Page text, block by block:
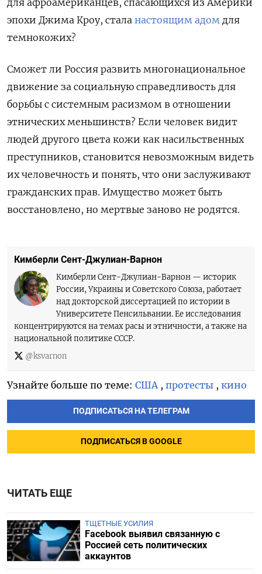
для афроамериканцев, спасающихся из Америки
эпохи Джима Кроу, стала настоящим адом для
темнокожих?
Сможет ли Россия развить многонациональное
движение за социальную справедливость для
борьбы с системным расизмом в отношении
этнических меньшинств? Если человек видит
людей другого цвета кожи как насильственных
преступников, становится невозможным видеть
их человечность и понять, что они заслуживают
гражданских прав. Имущество может быть
восстановлено, но мертвые заново не родятся.
Кимберли Сент-Джулиан-Варнон
Кимберли Сент-Джулиан-Варнон — историк
России, Украины и Советского Союза, работает
над докторской диссертацией по истории в
Университете Пенсильвании. Ее исследования
концентрируются на темах расы и этничности, а также на
национальной политике СССР.
@ksvarnon
Узнайте больше по теме: США , протесты , кино
ПОДПИСАТЬСЯ НА ТЕЛЕГРАМ
ПОДПИСАТЬСЯ В GOOGLE
ЧИТАТЬ ЕЩЕ
ТЩЕТНЫЕ УСИЛИЯ
Facebook выявил связанную с
Россией сеть политических
аккаунтов